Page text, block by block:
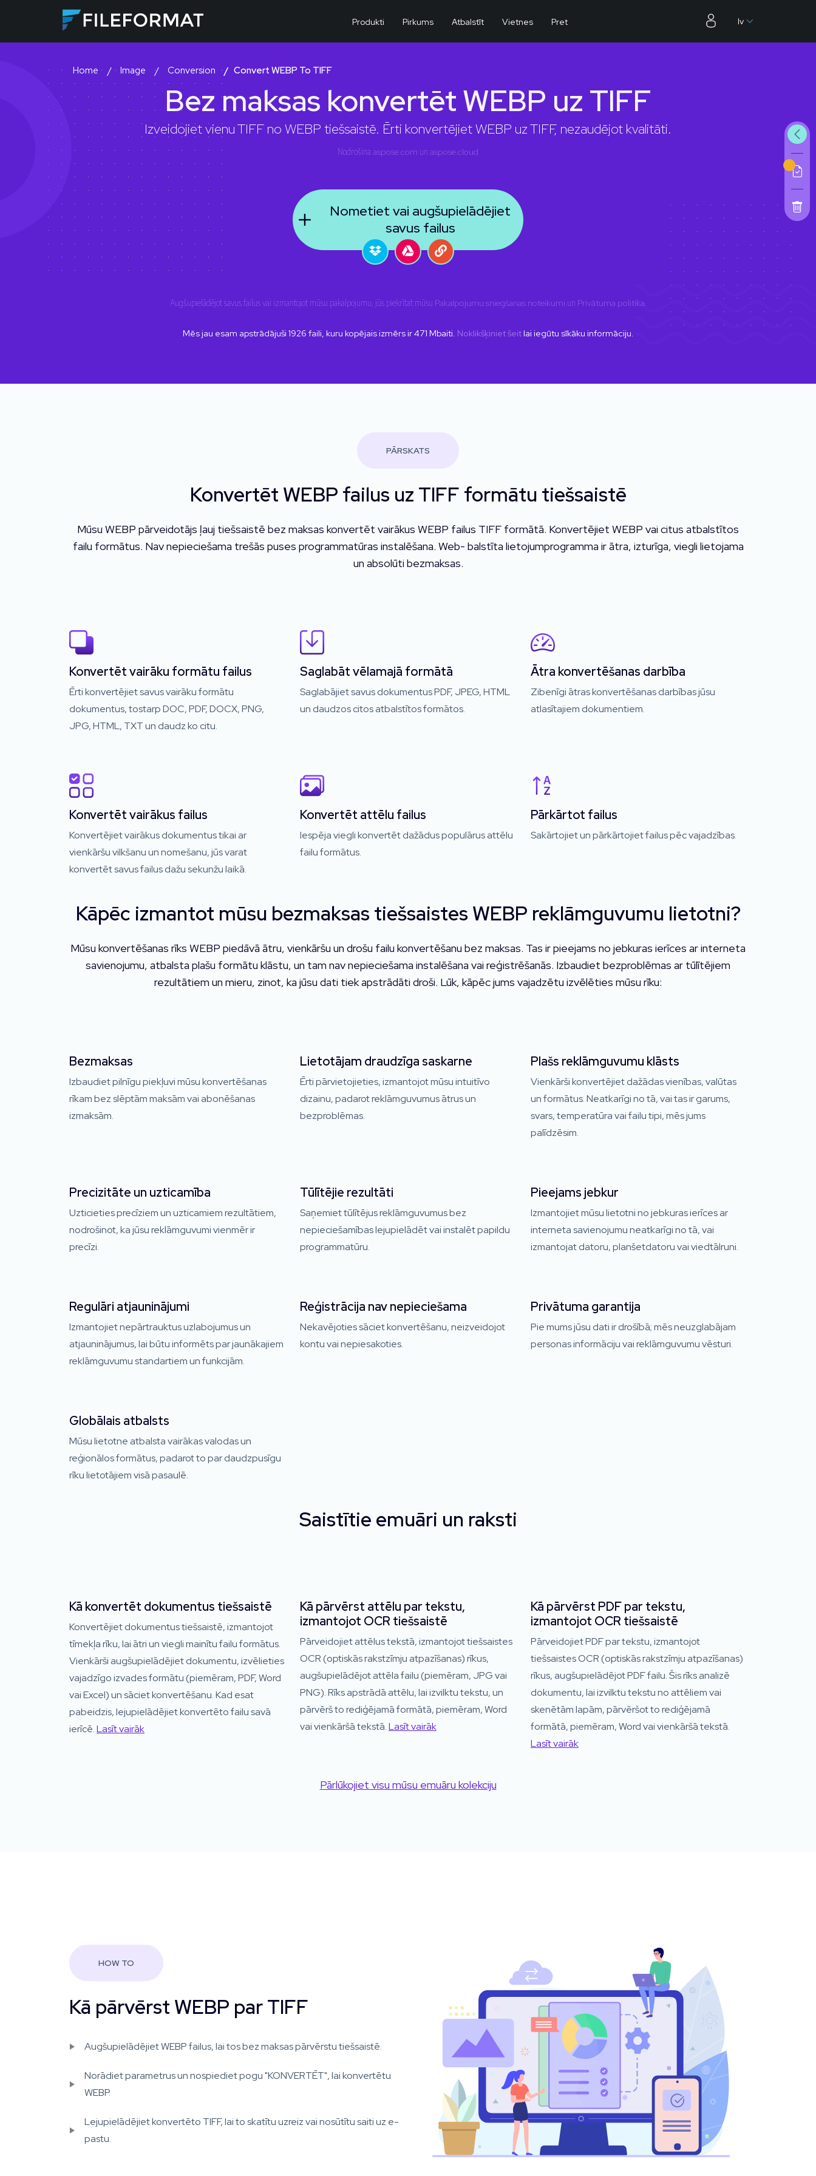
Produkti Pirkums Atbalstīt Vietnes Pret lv
Home Image Conversion Convert WEBP To TIFF
Bez maksas konvertēt WEBP uz TIFF
Izveidojiet vienu TIFF no WEBP tiešsaistē. Ērti konvertējiet WEBP uz TIFF, nezaudējot kvalitāti.
Nodrošina aspose.com un aspose.cloud
Nometiet vai augšupielādējiet
savus failus
Augšupielādējot savus failus vai izmantojot mūsu pakalpojumu, jūs piekrītat mūsu Pakalpojumu sniegšanas noteikumi un Privātuma politika
Mēs jau esam apstrādājuši 1926 faili, kuru kopējais izmērs ir471 Mbaiti. Noklikšķiniet šeitlai iegūtu sīkāku informāciju.
PĀRSKATS
Konvertēt WEBP failus uz TIFF formātu tiešsaistē
Mūsu WEBP pārveidotājs ļauj tiešsaistē bez maksas konvertēt vairākus WEBP failus TIFF formātā. Konvertējiet WEBP vai citus atbalstītos
failu formātus. Nav nepieciešama trešās puses programmatūras instalēšana. Web- balstīta lietojumprogramma ir ātra, izturīga, viegli lietojama
un absolūti bezmaksas.
Konvertēt vairāku formātu failus
Ērti konvertējiet savus vairāku formātu
dokumentus, tostarp DOC, PDF, DOCX, PNG,
JPG, HTML, TXT un daudz ko citu.
Saglabāt vēlamajā formātā
Saglabājiet savus dokumentus PDF, JPEG, HTML
un daudzos citos atbalstītos formātos.
Ātra konvertēšanas darbība
Zibenīgi ātras konvertēšanas darbības jūsu
atlasītajiem dokumentiem.
Konvertēt vairākus failus
Konvertējiet vairākus dokumentus tikai ar
vienkāršu vilkšanu un nomešanu, jūs varat
konvertēt savus failus dažu sekunžu laikā.
Konvertēt attēlu failus
Iespēja viegli konvertēt dažādus populārus attēlu
failu formātus.
Pārkārtot failus
Sakārtojiet un pārkārtojiet failus pēc vajadzības.
Kāpēc izmantot mūsu bezmaksas tiešsaistes WEBP reklāmguvumu lietotni?
Mūsu konvertēšanas rīks WEBP piedāvā ātru, vienkāršu un drošu failu konvertēšanu bez maksas. Tas ir pieejams no jebkuras ierīces ar interneta
savienojumu, atbalsta plašu formātu klāstu, un tam nav nepieciešama instalēšana vai reģistrēšanās. Izbaudiet bezproblēmas ar tūlītējiem
rezultātiem un mieru, zinot, ka jūsu dati tiek apstrādāti droši. Lūk, kāpēc jums vajadzētu izvēlēties mūsu rīku:
Bezmaksas
Izbaudiet pilnīgu piekļuvi mūsu konvertēšanas
rīkam bez slēptām maksām vai abonēšanas
izmaksām.
Lietotājam draudzīga saskarne
Ērti pārvietojieties, izmantojot mūsu intuitīvo
dizainu, padarot reklāmguvumus ātrus un
bezproblēmas.
Plašs reklāmguvumu klāsts
Vienkārši konvertējiet dažādas vienības, valūtas
un formātus. Neatkarīgi no tā, vai tas ir garums,
svars, temperatūra vai failu tipi, mēs jums
palīdzēsim.
Precizitāte un uzticamība
Uzticieties precīziem un uzticamiem rezultātiem,
nodrošinot, ka jūsu reklāmguvumi vienmēr ir
precīzi.
Tūlītējie rezultāti
Saņemiet tūlītējus reklāmguvumus bez
nepieciešamības lejupielādēt vai instalēt papildu
programmatūru.
Pieejams jebkur
Izmantojiet mūsu lietotni no jebkuras ierīces ar
interneta savienojumu neatkarīgi no tā, vai
izmantojat datoru, planšetdatoru vai viedtālruni.
Regulāri atjauninājumi
Izmantojiet nepārtrauktus uzlabojumus un
atjauninājumus, lai būtu informēts par jaunākajiem
reklāmguvumu standartiem un funkcijām.
Reģistrācija nav nepieciešama
Nekavējoties sāciet konvertēšanu, neizveidojot
kontu vai nepiesakoties.
Privātuma garantija
Pie mums jūsu dati ir drošībā; mēs neuzglabājam
personas informāciju vai reklāmguvumu vēsturi.
Globālais atbalsts
Mūsu lietotne atbalsta vairākas valodas un
reģionālos formātus, padarot to par daudzpusīgu
rīku lietotājiem visā pasaulē.
Saistītie emuāri un raksti
Kā konvertēt dokumentus tiešsaistē
Konvertējiet dokumentus tiešsaistē, izmantojot
tīmekļa rīku, lai ātri un viegli mainītu failu formātus.
Vienkārši augšupielādējiet dokumentu, izvēlieties
vajadzīgo izvades formātu (piemēram, PDF, Word
vai Excel) un sāciet konvertēšanu. Kad esat
pabeidzis, lejupielādējiet konvertēto failu savā
ierīcē.Lasīt vairāk
Kā pārvērst attēlu par tekstu,
izmantojot OCR tiešsaistē
Pārveidojiet attēlus tekstā, izmantojot tiešsaistes
OCR (optiskās rakstzīmju atpazīšanas) rīkus,
augšupielādējot attēla failu (piemēram, JPG vai
PNG). Rīks apstrādā attēlu, lai izvilktu tekstu, un
pārvērš to rediģējamā formātā, piemēram, Word
vai vienkāršā tekstā.Lasīt vairāk
Kā pārvērst PDF par tekstu,
izmantojot OCR tiešsaistē
Pārveidojiet PDF par tekstu, izmantojot
tiešsaistes OCR (optiskās rakstzīmju atpazīšanas)
rīkus, augšupielādējot PDF failu. Šis rīks analizē
dokumentu, lai izvilktu tekstu no attēliem vai
skenētām lapām, pārvēršot to rediģējamā
formātā, piemēram, Word vai vienkāršā tekstā.
Lasīt vairāk
Pārlūkojiet visu mūsu emuāru kolekciju
HOW TO
Kā pārvērst WEBP par TIFF
Augšupielādējiet WEBP failus, lai tos bez maksas pārvērstu tiešsaistē.
Norādiet parametrus un nospiediet pogu "KONVERTĒT", lai konvertētu
WEBP.
Lejupielādējiet konvertēto TIFF, lai to skatītu uzreiz vai nosūtītu saiti uz e-
pastu.